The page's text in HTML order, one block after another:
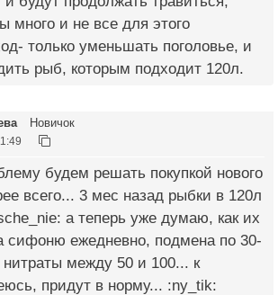
много и не все для этого
только уменьшать поголовье, и
рыб, которым подходит 120л.
Новичок
будем решать покупкой нового
всего... 3 мес назад рыбки в 120л
а теперь уже думаю, как их
сифоню ежедневно, подмена по 30-
между 50 и 100... к
придут в норму... :ny_tik: